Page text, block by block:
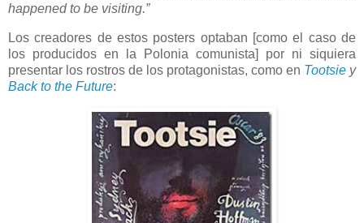
happened to be visiting.”
Los creadores de estos posters optaban [como el caso de
los producidos en la Polonia comunista] por ni siquiera
presentar los rostros de los protagonistas, como en Tootsie y
Back to the Future: